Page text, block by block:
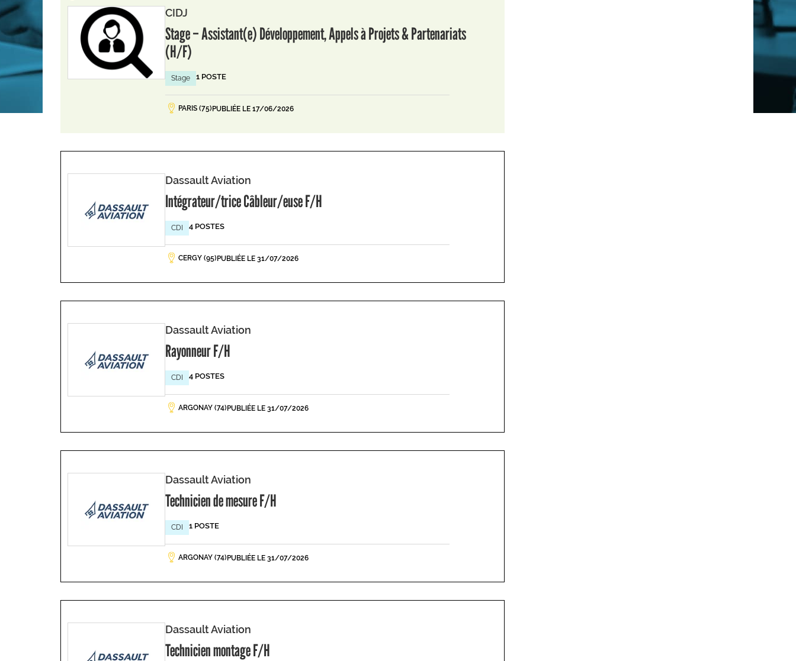
CIDJ
Stage – Assistant(e) Développement, Appels à Projets & Partenariats
(H/F)
Stage 1 POSTE
PARIS (75) PUBLIÉE LE 17/06/2026
Dassault Aviation
Intégrateur/trice Câbleur/euse F/H
CDI 4 POSTES
CERGY (95) PUBLIÉE LE 31/07/2026
Dassault Aviation
Rayonneur F/H
CDI 4 POSTES
ARGONAY (74) PUBLIÉE LE 31/07/2026
Dassault Aviation
Technicien de mesure F/H
CDI 1 POSTE
ARGONAY (74) PUBLIÉE LE 31/07/2026
Dassault Aviation
Technicien montage F/H